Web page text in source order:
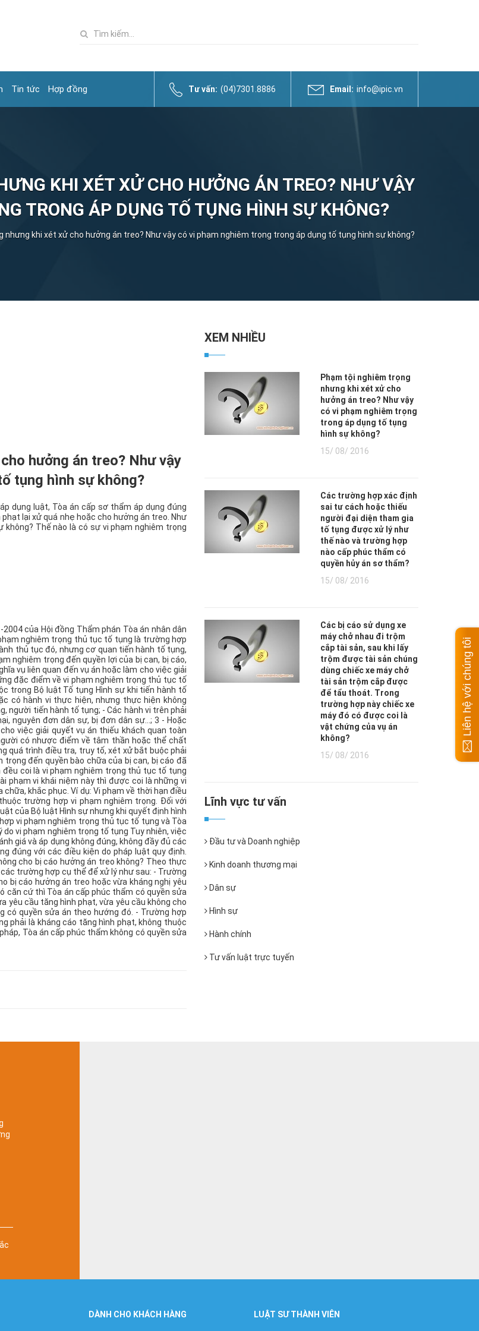
Tin tức Hợp đồng Tư vấn: (04)7301.8886 Email: info@ipic.vn
KHI XÉT XỬ CHO HƯỞNG ÁN TREO? NHƯ VẬY
TRONG ÁP DỤNG TỐ TỤNG HÌNH SỰ KHÔNG?
nhưng khi xét xử cho hưởng án treo? Như vậy có vi phạm nghiêm trọng trong áp dụng tố tụng hình sự không?
hưởng án treo? Như vậy
tụng hình sự không?
dụng luật, Tòa án cấp sơ thẩm áp dụng đúng
lại xử quá nhẹ hoặc cho hưởng án treo. Như
Thế nào là có sự vi phạm nghiêm trọng
của Hội đồng Thẩm phán Tòa án nhân dân
nghiêm trọng thủ tục tố tụng là trường hợp
thủ tục đó, nhưng cơ quan tiến hành tố tụng,
nghiêm trọng đến quyền lợi của bị can, bị cáo,
vụ liên quan đến vụ án hoặc làm cho việc giải
đặc điểm về vi phạm nghiêm trọng thủ tục tố
trong Bộ luật Tố tụng Hình sự khi tiến hành tố
có hành vi thực hiện, nhưng thực hiện không
người tiến hành tố tụng; - Các hành vi trên phải
nguyên đơn dân sự, bị đơn dân sự…; 3 - Hoặc
việc giải quyết vụ án thiếu khách quan toàn
có nhược điểm về tâm thần hoặc thể chất
quá trình điều tra, truy tố, xét xử bắt buộc phải
đến quyền bào chữa của bị can, bị cáo đã
coi là vi phạm nghiêm trọng thủ tục tố tụng
phạm vi khái niệm này thì được coi là những vi
khắc phục. Ví dụ: Vi phạm về thời hạn điều
trường hợp vi phạm nghiêm trọng. Đối với
của Bộ luật Hình sự nhưng khi quyết định hình
vi phạm nghiêm trọng thủ tục tố tụng và Tòa
vi phạm nghiêm trọng tố tụng Tuy nhiên, việc
giá và áp dụng không đúng, không đầy đủ các
đúng với các điều kiện do pháp luật quy định.
cho bị cáo hưởng án treo không? Theo thực
trường hợp cụ thể để xử lý như sau: - Trường
bị cáo hưởng án treo hoặc vừa kháng nghị yêu
căn cứ thì Tòa án cấp phúc thẩm có quyền sửa
yêu cầu tăng hình phạt, vừa yêu cầu không cho
có quyền sửa án theo hướng đó. - Trường hợp
phải là kháng cáo tăng hình phạt, không thuộc
Tòa án cấp phúc thẩm không có quyền sửa
XEM NHIỀU
Phạm tội nghiêm trọng
nhưng khi xét xử cho
hưởng án treo? Như vậy
có vi phạm nghiêm trọng
trong áp dụng tố tụng
hình sự không?
15/ 08/ 2016
Các trường hợp xác định
sai tư cách hoặc thiếu
người đại diện tham gia
tố tụng được xử lý như
thế nào và trường hợp
nào cấp phúc thẩm có
quyền hủy án sơ thẩm?
15/ 08/ 2016
Các bị cáo sử dụng xe
máy chở nhau đi trộm
cắp tài sản, sau khi lấy
trộm được tài sản chúng
dùng chiếc xe máy chở
tài sản trộm cắp được
để tẩu thoát. Trong
trường hợp này chiếc xe
máy đó có được coi là
vật chứng của vụ án
không?
15/ 08/ 2016
Lĩnh vực tư vấn
Đầu tư và Doanh nghiệp
Kinh doanh thương mại
Dân sự
Hình sự
Hành chính
Tư vấn luật trực tuyến
DÀNH CHO KHÁCH HÀNG LUẬT SƯ THÀNH VIÊN
Liên hệ với chúng tôi